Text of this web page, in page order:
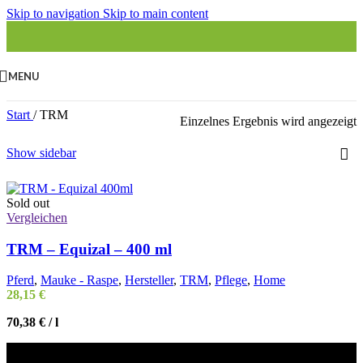
Skip to navigation Skip to main content
MENU
Start / TRM Einzelnes Ergebnis wird angezeigt
Show sidebar
Sold out
Vergleichen
TRM – Equizal – 400 ml
Pferd, Mauke - Raspe, Hersteller, TRM, Pflege, Home
28,15 €
70,38 € /l